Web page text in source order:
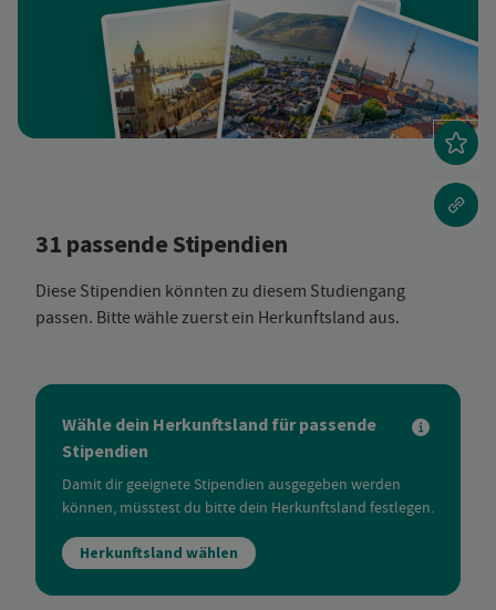
31 passende Stipendien
Diese Stipendien könnten zu diesem Studiengang
passen. Bitte wähle zuerst ein Herkunftsland aus.
Wähle dein Herkunftsland für passende
Stipendien
Damit dir geeignete Stipendien ausgegeben werden
können, müsstest du bitte dein Herkunftsland festlegen.
Herkunftsland wählen